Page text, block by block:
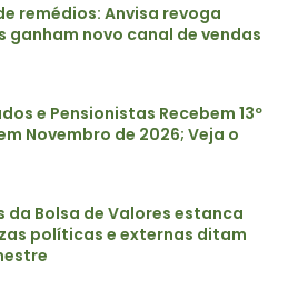
remédios: Anvisa revoga
novo canal de vendas
e Pensionistas Recebem 13º
Novembro de 2026; Veja o
da Bolsa de Valores estanca
políticas e externas ditam